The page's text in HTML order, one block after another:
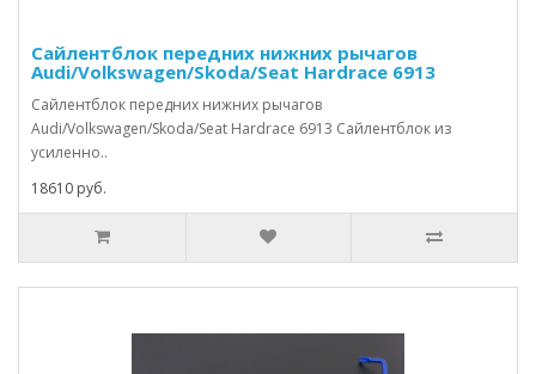
Сайлентблок передних нижних рычагов
Audi/Volkswagen/Skoda/Seat Hardrace 6913
Сайлентблок передних нижних рычагов
Audi/Volkswagen/Skoda/Seat Hardrace 6913 Сайлентблок из
усиленно..
18610 руб.